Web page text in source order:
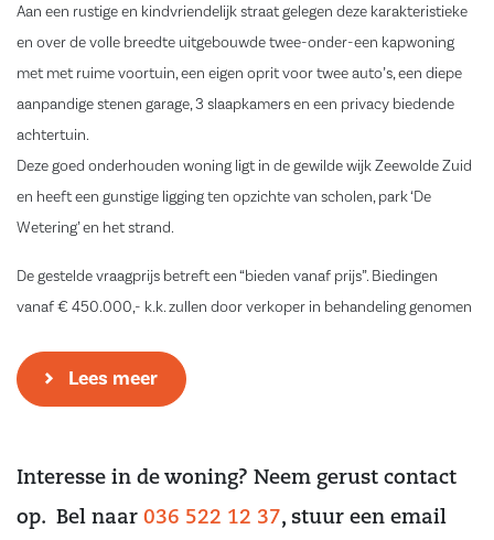
Aan een rustige en kindvriendelijk straat gelegen deze karakteristieke
en over de volle breedte uitgebouwde twee-onder-een kapwoning
met met ruime voortuin, een eigen oprit voor twee auto’s, een diepe
aanpandige stenen garage, 3 slaapkamers en een privacy biedende
achtertuin.
Deze goed onderhouden woning ligt in de gewilde wijk Zeewolde Zuid
en heeft een gunstige ligging ten opzichte van scholen, park ‘De
Wetering’ en het strand.
De gestelde vraagprijs betreft een “bieden vanaf prijs”. Biedingen
vanaf € 450.000,- k.k. zullen door verkoper in behandeling genomen
Indeling
naar de eerste verdieping.
Riante straatgerichte, lichte woonkamer die is voorzien van plavuizen
Lees meer
Interesse in de woning? Neem gerust contact
op. Bel naar 036 522 12 37, stuur een email